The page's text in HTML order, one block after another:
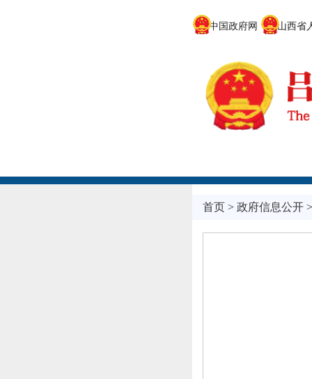
中国政府网 山西省人
首页> 政府信息公开